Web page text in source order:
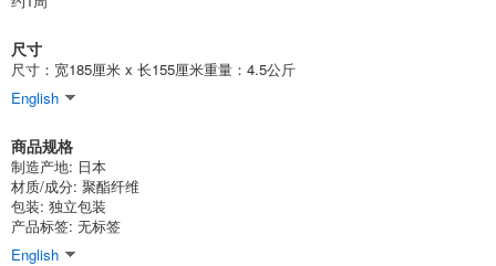
尺寸
尺寸：宽185厘米 x 长155厘米重量：4.5公斤
English
商品规格
制造产地: 日本
材质/成分: 聚酯纤维
包装: 独立包装
产品标签: 无标签
English